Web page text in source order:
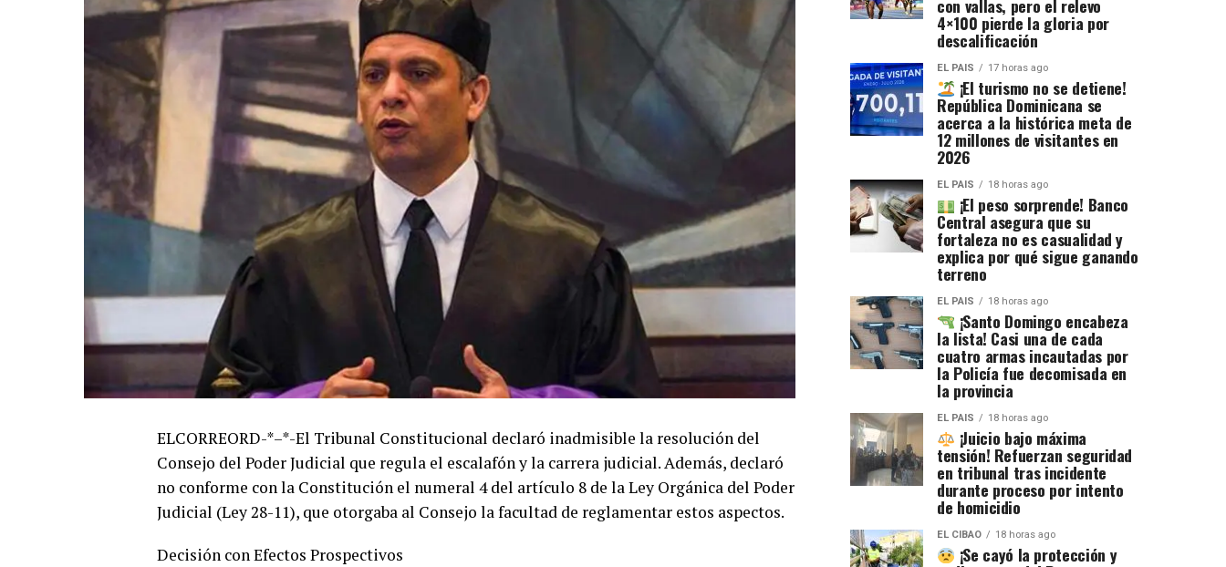
ELCORREORD-*–*-El Tribunal Constitucional declaró inadmisible la resolución del
Consejo del Poder Judicial que regula el escalafón y la carrera judicial. Además, declaró
no conforme con la Constitución el numeral 4 del artículo 8 de la Ley Orgánica del Poder
Judicial (Ley 28-11), que otorgaba al Consejo la facultad de reglamentar estos aspectos.
Decisión con Efectos Prospectivos
con vallas, pero el relevo
4×100 pierde la gloria por
descalificación
EL PAIS 17 horas ago
¡El turismo no se detiene!
República Dominicana se
acerca a la histórica meta de
12 millones de visitantes en
2026
EL PAIS 18 horas ago
¡El peso sorprende! Banco
Central asegura que su
fortaleza no es casualidad y
explica por qué sigue ganando
terreno
EL PAIS 18 horas ago
¡Santo Domingo encabeza
la lista! Casi una de cada
cuatro armas incautadas por
la Policía fue decomisada en
la provincia
EL PAIS 18 horas ago
¡Juicio bajo máxima
tensión! Refuerzan seguridad
en tribunal tras incidente
durante proceso por intento
de homicidio
EL CIBAO 18 horas ago
¡Se cayó la protección y